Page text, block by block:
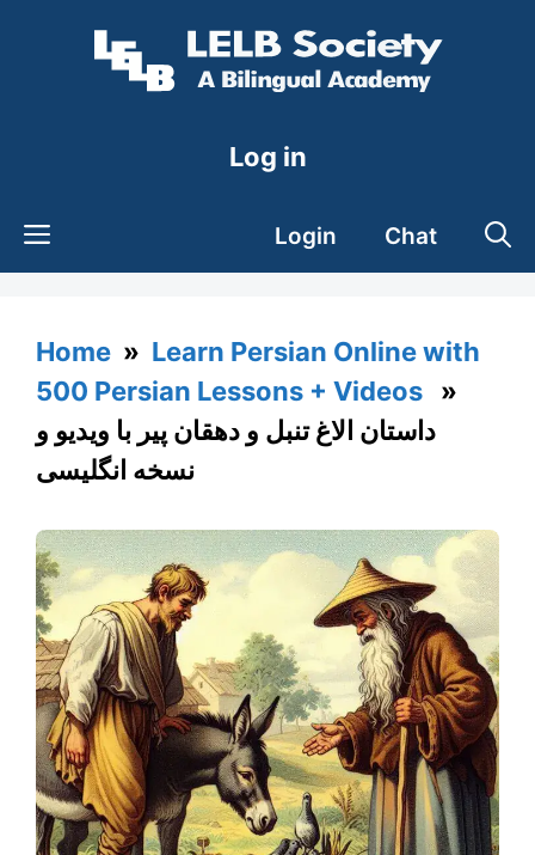
Log in
Login Chat
Home » Learn Persian Online with
500 Persian Lessons + Videos »
داستان الاغ تنبل و دهقان پیر با ویدیو و
نسخه انگلیسی